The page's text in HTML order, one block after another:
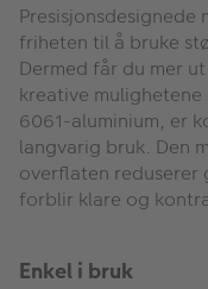
friheten til å bruke
Dermed får du mer
kreative
6061-aluminium, er
langvarig bruk. Den
overflaten reduserer
forblir klare og
Enkel i bruk